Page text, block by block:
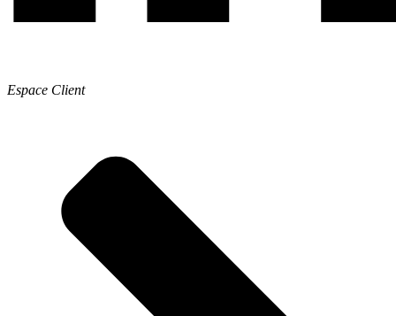
Espace Client